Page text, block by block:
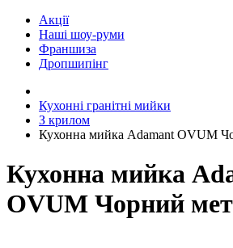
Акції
Наші шоу-руми
Франшиза
Дропшипінг
Кухонні гранітні мийки
З крилом
Кухонна мийка Adamant OVUM
Кухонна мийка
OVUM Чорний